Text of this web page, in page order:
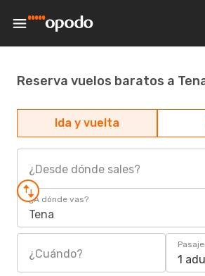
Reserva vuelos baratos a
Ida y vuelta
¿Desde dónde sales?
¿A dónde vas?
Tena
¿Cuándo? 1